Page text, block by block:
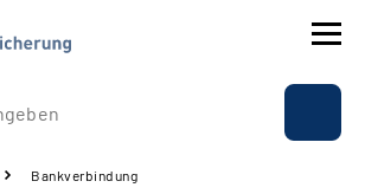
Bankverbindung